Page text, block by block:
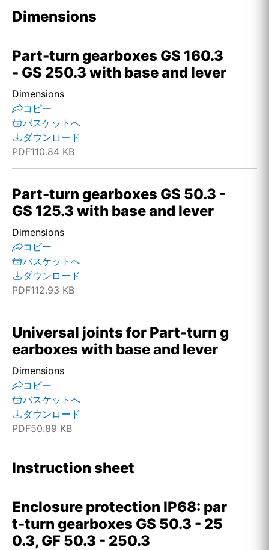
Dimensions
Part-turn gearboxes GS 160.3
- GS 250.3 with base and lever
Dimensions
コピー
バスケットへ
ダウンロード
PDF110.84 KB
Part-turn gearboxes GS 50.3 -
GS 125.3 with base and lever
Dimensions
コピー
バスケットへ
ダウンロード
PDF112.93 KB
Universal joints for Part-turn g
earboxes with base and lever
Dimensions
コピー
バスケットへ
ダウンロード
PDF50.89 KB
Instruction sheet
Enclosure protection IP68: par
t-turn gearboxes GS 50.3 - 25
0.3, GF 50.3 - 250.3